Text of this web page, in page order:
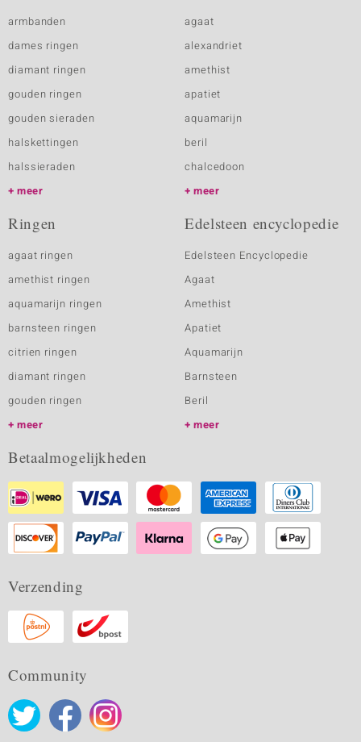
armbanden
dames ringen
diamant ringen
gouden ringen
gouden sieraden
halskettingen
halssieraden
meer
agaat
alexandriet
amethist
apatiet
aquamarijn
beril
chalcedoon
meer
Ringen
agaat ringen
amethist ringen
aquamarijn ringen
barnsteen ringen
citrien ringen
diamant ringen
gouden ringen
meer
Edelsteen encyclopedie
Edelsteen Encyclopedie
Agaat
Amethist
Apatiet
Aquamarijn
Barnsteen
Beril
meer
Betaalmogelijkheden
Verzending
Community